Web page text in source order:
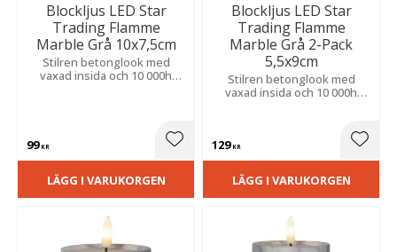
Blockljus LED Star
Trading Flamme
Marble Grå 10x7,5cm
Stilren betonglook med
vaxad insida och 10 000h
99KR Lägg till i favoriter
LÄGG I VARUKORGEN
Blockljus LED Star
Trading Flamme
Marble Grå 2-Pack
5,5x9cm
Stilren betonglook med
vaxad insida och 10 000h
Inbyggd timer. Batterier ingår
129KR
LÄGG I VARUKORGEN